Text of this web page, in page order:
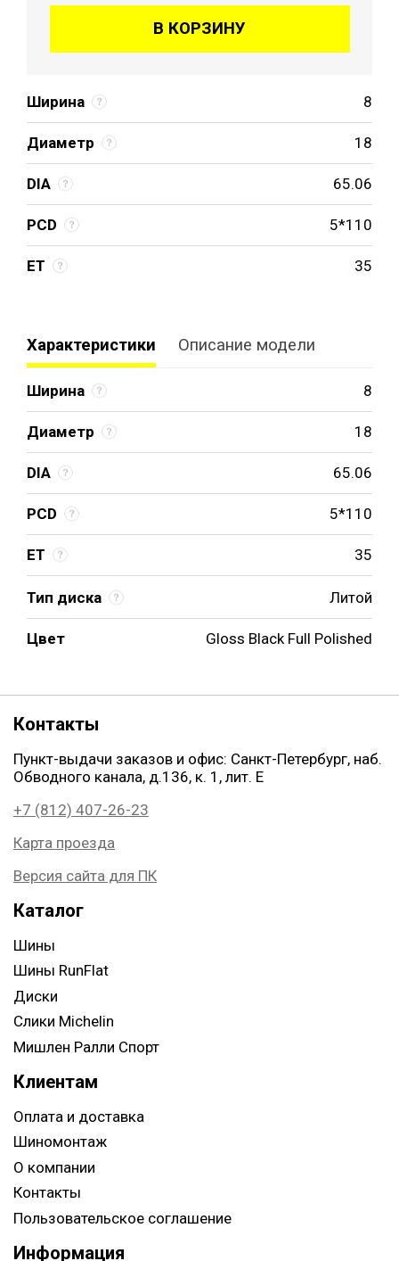
Ширина 8
Диаметр 18
DIA 65.06
PCD 5*110
ET 35
В КОРЗИНУ
Характеристики Описание модели
Ширина 8
Диаметр 18
DIA 65.06
PCD 5*110
ET 35
Тип диска Литой
Цвет Gloss Black Full Polished
Контакты
Пункт-выдачи заказов и офис: Санкт-Петербург, наб.
Обводного канала, д.136, к. 1, лит. Е
+7 (812) 407-26-23
Карта проезда
Версия сайта для ПК
Каталог
Шины
Шины RunFlat
Диски
Слики Michelin
Мишлен Ралли Спорт
Клиентам
Оплата и доставка
Шиномонтаж
О компании
Контакты
Пользовательское соглашение
Информация